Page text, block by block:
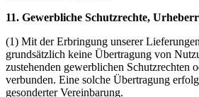
11. Gewerbliche Schutzrechte,
(1) Mit der Erbringung unserer
grundsätzlich keine Übertragung von
zustehenden gewerblichen Schutzrechten
verbunden. Eine solche Übertragung
gesonderter Vereinbarung.